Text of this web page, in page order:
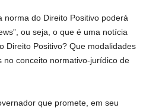
norma do Direito Positivo poderá
ou seja, o que é uma notícia
Direito Positivo? Que modalidades
conceito normativo-jurídico de
que promete, em seu